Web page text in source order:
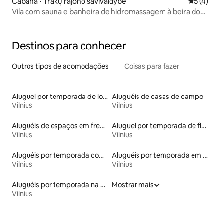
Vila com sauna e banheira de hidromassagem à beira do
Destinos para conhecer
Outros tipos de acomodações Coisas para fazer
Aluguel por temporada de lofts
Vilnius
Aluguéis de casas de campo
Vilnius
Aluguéis de espaços em frente à praia
Vilnius
Aluguel por temporada de flats
Vilnius
Aluguéis por temporada com sauna
Vilnius
Aluguéis por temporada em albergue
Vilnius
Aluguéis por temporada na orla
Vilnius
Mostrar mais